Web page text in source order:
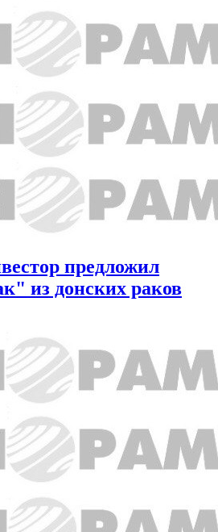
предложил
из донских раков